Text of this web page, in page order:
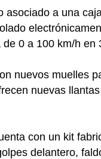
asociado a una
0 a 100 km/h en
nuevos muelles
nuevas
con un kit
delantero,